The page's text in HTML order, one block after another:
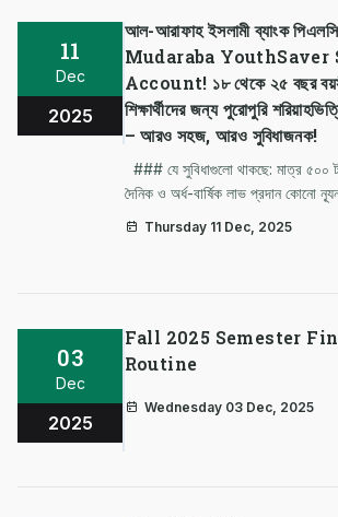
11
Dec
2025
আল-আরাফাহ ইসলামী ব্যাংক
Mudaraba YouthSaver
Account! ১৮ থেকে ২৫ বছর বয়সী
শিক্ষার্থীদের জন্য পুরোপুরি
– আরও সহজ, আরও সুবিধাজনক!
দৈনিক ও অর্ধ-বার্ষিক লাভ প্রদান কোনো ন্যূনতম ব্যালেন্সের বাধ্যবাধকতা
নেই ফ্রি প্রথম চেকবুক জিরো অ্যাকাউন্ট মেইনটেনেন্স ফি অনলাইন
সার্ভিস চার্জ ফ্রি ডেবিট কা…
Thursday 11 Dec, 2025
03
Dec
2025
Fall 2025 Semester
Routine
Wednesday 03 Dec, 2025